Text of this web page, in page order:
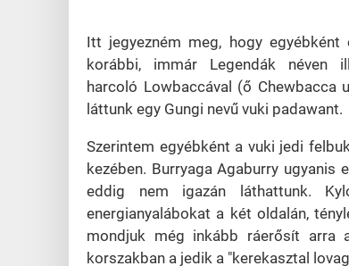
Itt jegyezném meg, hogy
korábbi, immár Legendák néven
harcoló Lowbaccával (ő Chewbacca
láttunk egy Gungi nevű vuki padawant.
Szerintem egyébként a vuki jedi
kezében. Burryaga Agaburry
eddig nem igazán láthattunk.
energianyalábokat a két oldalán,
mondjuk még inkább ráerősít arra
korszakban a jedik a "kerekasztal